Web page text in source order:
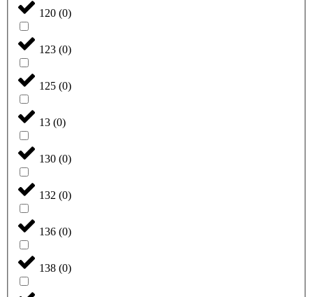
120 (0)
123 (0)
125 (0)
13 (0)
130 (0)
132 (0)
136 (0)
138 (0)